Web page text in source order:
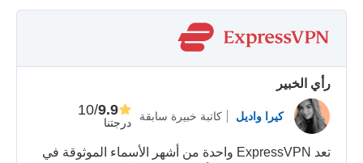
رأي الخبير
كيرا واديل كاتبة خبيرة سابقة درجتنا
9.9
/10
تعد ExpressVPN واحدة من أشهر الأسماء الموثوقة في